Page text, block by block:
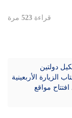
قراءة 523 مرة
دولتين
الزيارة الأربعينية
مواقع